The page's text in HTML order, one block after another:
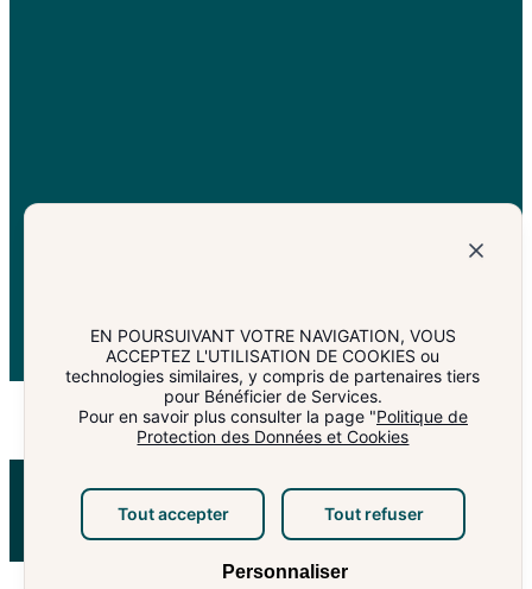
© 2025 Cité des Bateliers. Tous droits réservés.
Mentions légalesPolitique de confidentialitéPlan du site
EN POURSUIVANT VOTRE NAVIGATION, VOUS
ACCEPTEZ L'UTILISATION DE COOKIES ou
technologies similaires, y compris de partenaires tiers
pour Bénéficier de Services.
Pour en savoir plus consulter la page "Politique de
Protection des Données et Cookies
Tout accepter Tout refuser
Personnaliser